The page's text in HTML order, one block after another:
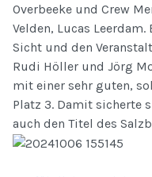
Overbeeke und Crew
Velden, Lucas
Sicht und den
Rudi Höller und Jörg
mit einer sehr guten,
Platz 3. Damit sicherte
auch den Titel des